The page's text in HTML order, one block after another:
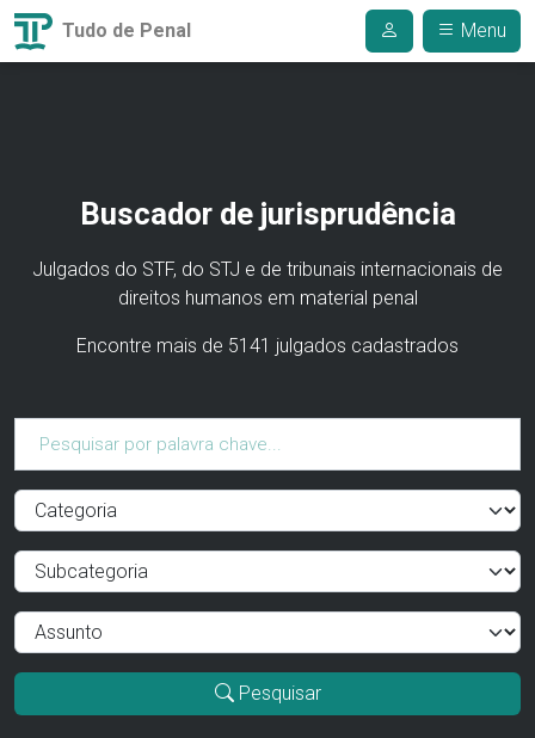
Tudo de Penal Menu
Buscador de jurisprudência
Julgados do STF, do STJ e de tribunais internacionais de
direitos humanos em material penal
Encontre mais de 5141 julgados cadastrados
Pesquisar